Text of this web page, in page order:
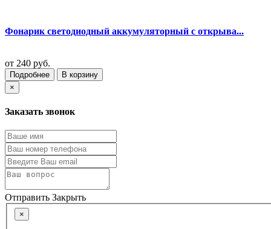
Фонарик светодиодный аккумуляторный с открыва...
от 240 руб.
Подробнее
В корзину
×
Заказать звонок
Отправить Закрыть
×